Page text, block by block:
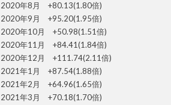
2020年8月 +80.13(1.80倍)
2020年9月 +95.20(1.95倍)
2020年10月 +50.98(1.51倍)
2020年11月 +84.41(1.84倍)
2020年12月 +111.74(2.11倍)
2021年1月 +87.54(1.88倍)
2021年2月 +64.96(1.65倍)
2021年3月 +70.18(1.70倍)